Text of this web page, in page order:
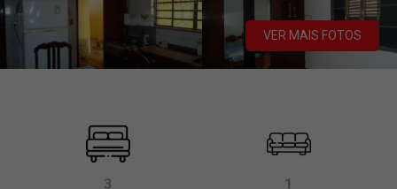
VER MAIS FOTOS
3 1